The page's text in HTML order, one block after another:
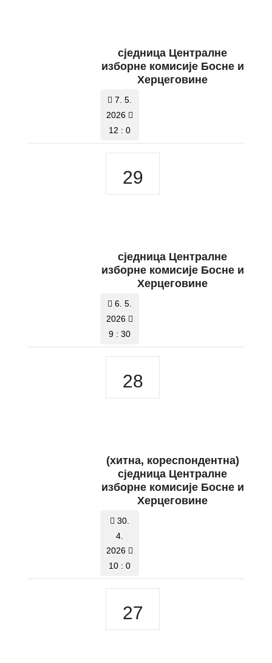
сједница Централне
изборне комисије Босне и
Херцеговине
7. 5.
2026
12 : 0
29
сједница Централне
изборне комисије Босне и
Херцеговине
6. 5.
2026
9 : 30
28
(хитна, кореспондентна)
сједница Централне
изборне комисије Босне и
Херцеговине
30.
4.
2026
10 : 0
27